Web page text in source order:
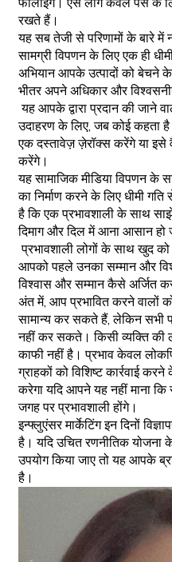
रखते हैं।
यह सब तेजी से परिणामों के बारे में
सामग्री विपणन के लिए एक ही
अभियान आपके उत्पादों को बेचने
भीतर अपने अधिकार और
यह आपके द्वारा प्रदान की जाने
उदाहरण के लिए, जब कोई कहता
एक दस्तावेज़ ज़ेरॉक्स करेंगे या
करेंगे।
यह सामाजिक मीडिया विपणन के
का निर्माण करने के लिए धीमी
है कि एक प्रभावशाली के साथ
दिमाग और दिल में आना आसान हो
प्रभावशाली लोगों के साथ खुद को
आपको पहले उनका सम्मान और
विश्वास और सम्मान कैसे अर्जित
अंत में, आप प्रभावित करने वालों
सामान्य कर सकते हैं, लेकिन सभी
नहीं कर सकते। किसी व्यक्ति की
काफी नहीं है। प्रभाव केवल
ग्राहकों को विशिष्ट कार्रवाई
करेगा यदि आपने यह नहीं माना
जगह पर प्रभावशाली होंगे।
इन्फ्लुएंसर मार्केटिंग इन दिनों
है। यदि उचित रणनीतिक
उपयोग किया जाए तो यह आपके
है।